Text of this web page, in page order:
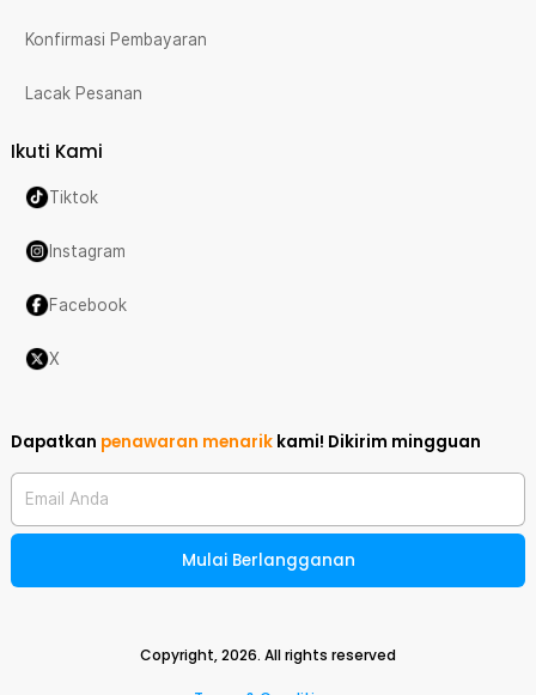
Konfirmasi Pembayaran
Lacak Pesanan
Ikuti Kami
Tiktok
Instagram
Facebook
X
Dapatkan penawaran menarik kami! Dikirim mingguan
Email Anda
Mulai Berlangganan
Copyright,2026. All rights reserved